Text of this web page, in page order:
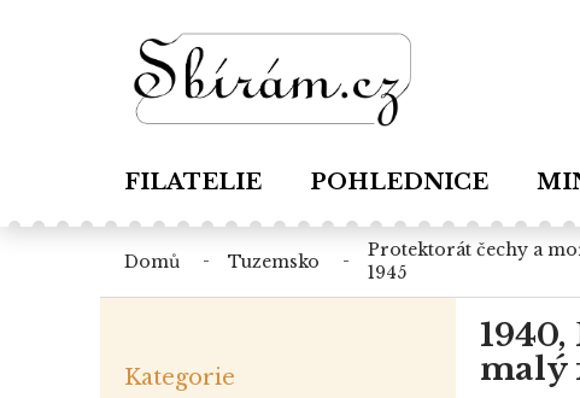
FILATELIE POHLEDNICE
domů tuzemsko
protektorát čechy a morava 1939-
1945
kategorie
Kategorie
malý